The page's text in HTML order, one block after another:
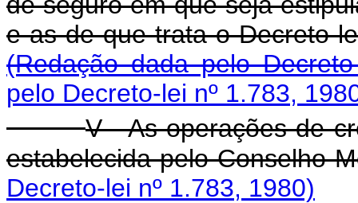
e as de que trata o Decreto-
(Redação dada pelo
pelo Decreto-lei nº 1.783,
V - As operações de
estabelecida pelo Conselho
Decreto-lei nº 1.783, 1980)